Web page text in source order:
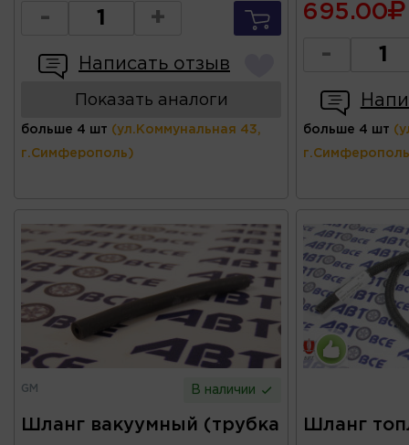
- +
Написать отзыв
Показать аналоги
больше 4 шт (ул.Коммунальная 43,
г.Симферополь)
695.00
-
больше 4 шт
GM В наличии
Шланг вакуумный (трубка
Шланг